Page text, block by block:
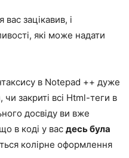
зацікавив, і
які може надати
в Notepad ++ дуже
закриті всі Html-теги в
досвіду ви вже
в коді у вас десь була
колірне оформлення